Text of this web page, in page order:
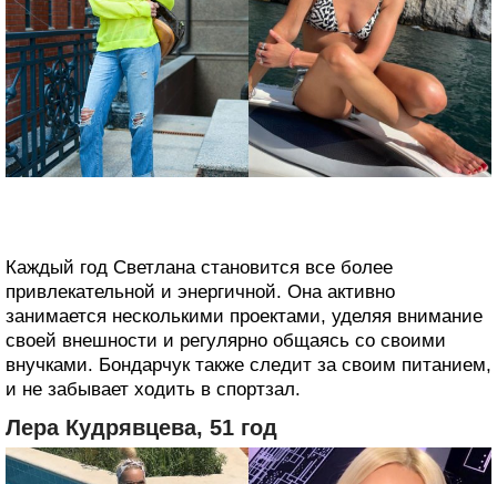
Каждый год Светлана становится все более
привлекательной и энергичной. Она активно
занимается несколькими проектами, уделяя внимание
своей внешности и регулярно общаясь со своими
внучками. Бондарчук также следит за своим питанием,
и не забывает ходить в спортзал.
Лера Кудрявцева, 51 год